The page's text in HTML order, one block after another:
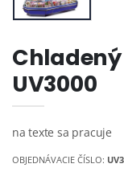
UV3000
na texte sa pracuje
OBJEDNÁVACIE ČÍSLO: